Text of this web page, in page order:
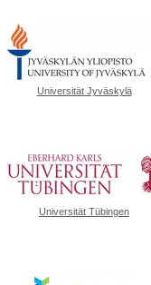
Universität Jyväskylä
Universität Tübingen